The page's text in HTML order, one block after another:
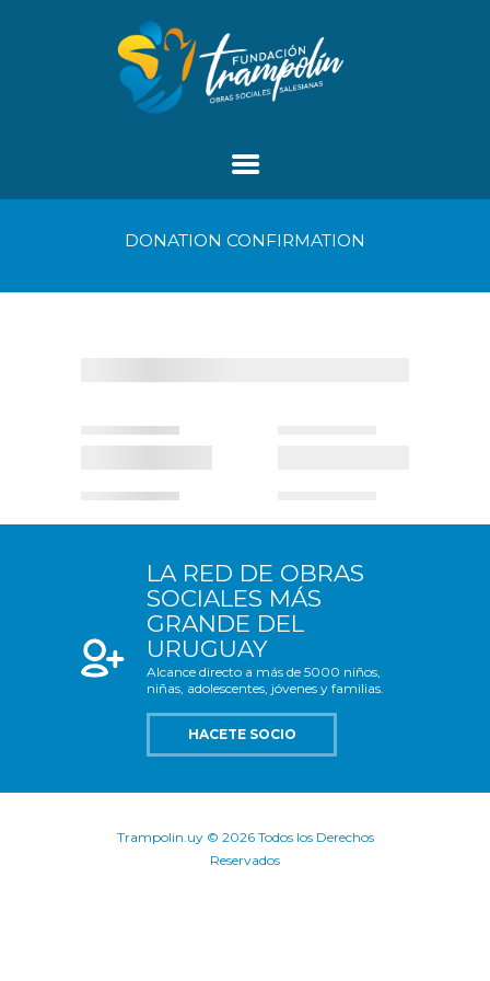
DONATION CONFIRMATION
LA RED DE OBRAS
SOCIALES MÁS
GRANDE DEL
URUGUAY
Alcance directo a más de 5000 niños,
niñas, adolescentes, jóvenes y familias.
HACETE SOCIO
Trampolin.uy © 2026 Todos los Derechos
Reservados